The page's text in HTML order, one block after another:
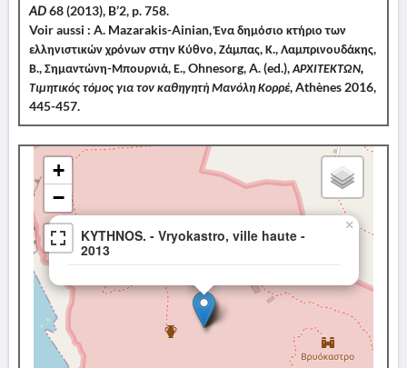
AD68 (2013), B’2, p. 758.
Voir aussi : A. Mazarakis-Ainian, Ένα δημόσιο κτήριο των
ελληνιστικών χρόνων στην Κύθνο, Ζάμπας, Κ., Λαμπρινουδάκης,
Β., Σημαντώνη-Μπουρνιά, Ε., Ohnesorg, A. (ed.),ΑΡΧΙΤΕΚΤΩΝ,
Τιμητικός τόμος για τον καθηγητή Μανόλη Κορρέ, Athènes 2016,
445-457.
KYTHNOS. - Vryokastro, ville haute -
2013
×
+
−